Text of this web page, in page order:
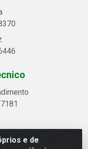
e de
Alegre, 2521 -